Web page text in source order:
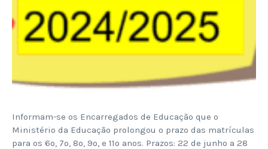
Informam-se os Encarregados de Educação que o
Ministério da Educação prolongou o prazo das matrículas
para os 6º, 7º, 8º, 9º, e 11º anos. Prazos: 22 de junho a 28